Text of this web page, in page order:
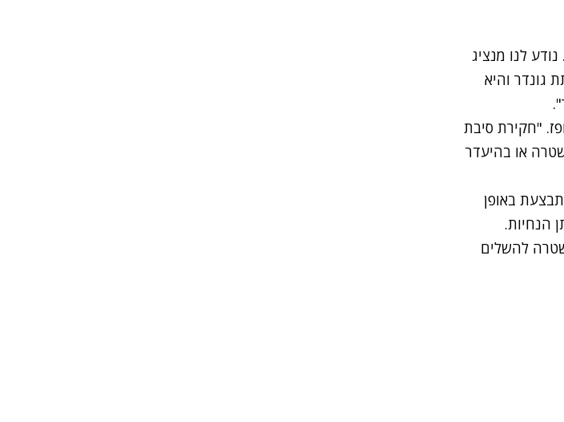
לנו מנציג
גונדר והיא
"חקירת סיבת
או בהיעדר
באופן
הנחיות.
להשלים